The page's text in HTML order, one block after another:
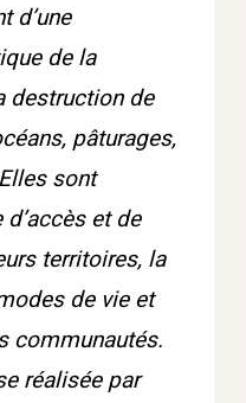
d’une
de la
destruction de
pâturages,
sont
et de
territoires, la
de vie et
communautés.
réalisée par